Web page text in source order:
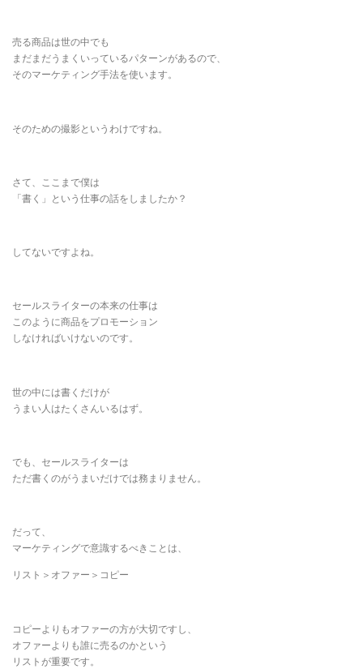
売る商品は世の中でも
まだまだうまくいっているパターンがあるので、
そのマーケティング手法を使います。
そのための撮影というわけですね。
さて、ここまで僕は
「書く」という仕事の話をしましたか？
してないですよね。
セールスライターの本来の仕事は
このように商品をプロモーション
しなければいけないのです。
世の中には書くだけが
うまい人はたくさんいるはず。
でも、セールスライターは
ただ書くのがうまいだけでは務まりません。
だって、
マーケティングで意識するべきことは、
リスト＞オファー＞コピー
コピーよりもオファーの方が大切ですし、
オファーよりも誰に売るのかという
リストが重要です。